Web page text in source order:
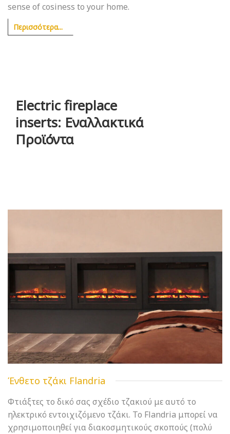
sense of cosiness to your home.
Περισσότερα...
Electric fireplace
inserts: Εναλλακτικά
Προϊόντα
Ένθετο τζάκι Flandria
Φτιάξτες το δικό σας σχέδιο τζακιού με αυτό το
ηλεκτρικό εντοιχιζόμενο τζάκι. Το Flandria μπορεί να
χρησιμοποιηθεί για διακοσμητικούς σκοπούς (πολύ